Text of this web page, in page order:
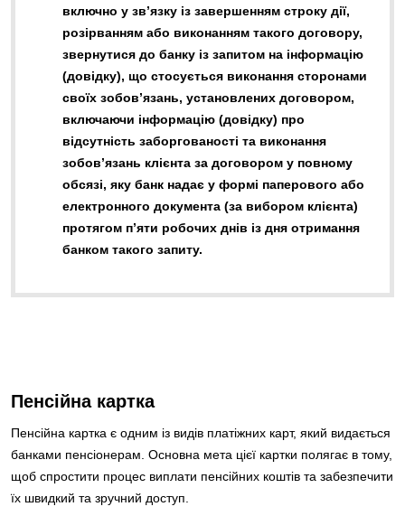
Пенсійна картка
Пенсійна картка є одним із видів платіжних карт, який видається
банками пенсіонерам. Основна мета цієї картки полягає в тому,
щоб спростити процес виплати пенсійних коштів та забезпечити
їх швидкий та зручний доступ.
включно у зв’язку із завершенням строку дії,
розірванням або виконанням такого договору,
звернутися до банку із запитом на інформацію
(довідку), що стосується виконання сторонами
своїх зобов’язань, установлених договором,
включаючи інформацію (довідку) про
відсутність заборгованості та виконання
зобов’язань клієнта за договором у повному
обсязі, яку банк надає у формі паперового або
електронного документа (за вибором клієнта)
протягом п’яти робочих днів із дня отримання
банком такого запиту.